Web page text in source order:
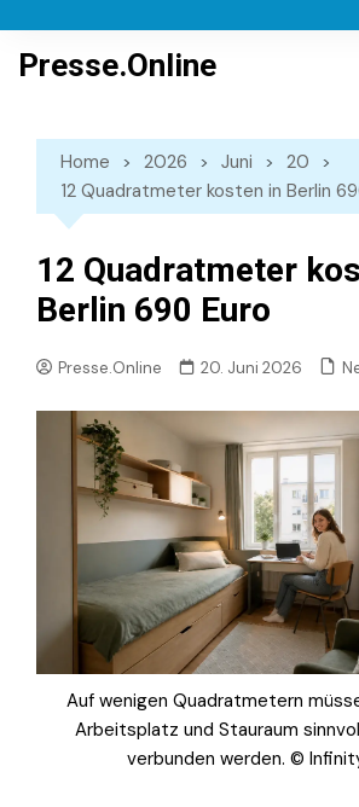
content
Presse.Online
Home 2026 Juni
20
12 Quadratmeter kosten in Berlin
12 Quadratmeter
Berlin 690 Euro
Presse.Online 20. Juni 2026
Auf wenigen Quadratmetern
Arbeitsplatz und Stauraum
verbunden werden. ©